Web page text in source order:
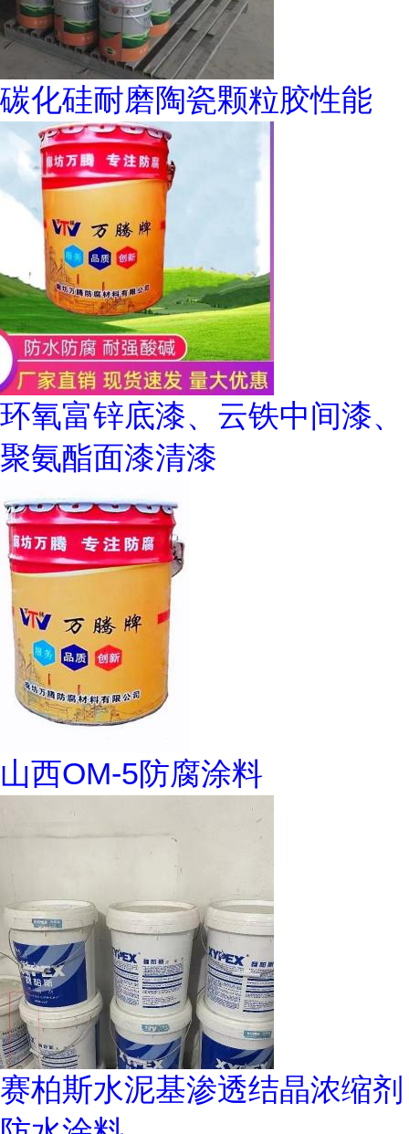
碳化硅耐磨陶瓷颗粒胶性能
环氧富锌底漆、云铁中间漆、
聚氨酯面漆清漆
山西OM-5防腐涂料
赛柏斯水泥基渗透结晶浓缩剂